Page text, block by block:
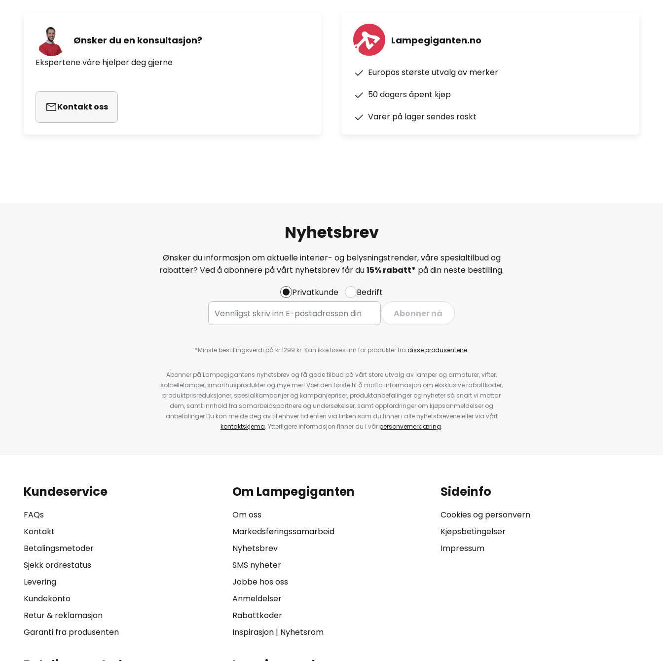
Ønsker du en konsultasjon?
Ekspertene våre hjelper deg gjerne
Kontakt oss
Lampegiganten.no
Europas største utvalg av merker
50 dagers åpent kjøp
Varer på lager sendes raskt
Nyhetsbrev
Ønsker du informasjon om aktuelle interiør- og belysningstrender, våre spesialtilbud og
rabatter? Ved å abonnere på vårt nyhetsbrev får du15% rabatt* på din neste bestilling.
Privatkunde
Bedrift
Abonner nå
*Minste bestillingsverdi på kr 1299 kr. Kan ikke løses inn for produkter fra disse produsentene.
Abonner på Lampegigantens nyhetsbrev og få gode tilbud på vårt store utvalg av lamper og armaturer, vifter,
solcellelamper, smarthusprodukter og mye mer! Vær den første til å motta informasjon om eksklusive rabattkoder,
produktprisreduksjoner, spesialkampanjer og kampanjepriser, produktanbefalinger og nyheter så snart vi mottar
dem, samt innhold fra samarbeidspartnere og undersøkelser, samt oppfordringer om kjøpsanmeldelser og
anbefalinger.Du kan melde deg av til enhver tid enten via linken som du finner i alle nyhetsbrevene eller via vårt
kontaktskjema. Ytterligere informasjon finner du i vårpersonvernerklæring.
Kundeservice
FAQs
Kontakt
Betalingsmetoder
Sjekk ordrestatus
Levering
Kundekonto
Retur & reklamasjon
Garanti fra produsenten
Om Lampegiganten
Om oss
Markedsføringssamarbeid
Nyhetsbrev
SMS nyheter
Jobbe hos oss
Anmeldelser
Rabattkoder
Inspirasjon| Nyhetsrom
Sideinfo
Cookies og personvern
Kjøpsbetingelser
Impressum